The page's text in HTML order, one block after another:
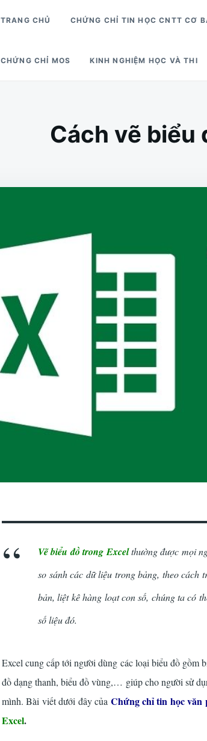
TRANG CHỦ CHỨNG CHỈ TIN HỌC CNTT CƠ
CHỨNG CHỈ MOS KINH NGHIỆM HỌC VÀ THI
Cách vẽ biểu
Vẽ biểu đồ trong Excelthường được mọi
so sánh các dữ liệu trong bảng, theo cách
bản, liệt kê hàng loạt con số, chúng ta có
số liệu đó.
Excel cung cấp tới người dùng các loại biểu đồ gồm
đồ dạng thanh, biểu đồ vùng,… giúp cho người sử
mình. Bài viết dưới đây của Chứng chỉ tin học văn
Excel.